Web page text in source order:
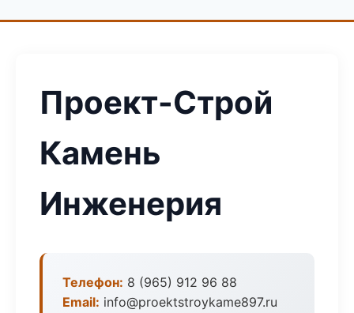
Проект-Строй
Камень
Инженерия
Телефон: 8 (965) 912 96 88
Email: info@proektstroykame897.ru